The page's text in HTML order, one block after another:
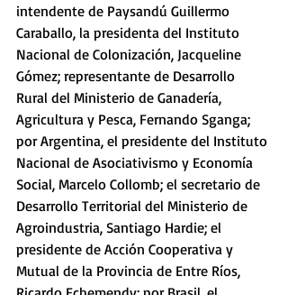
intendente de Paysandú Guillermo
Caraballo, la presidenta del Instituto
Nacional de Colonización, Jacqueline
Gómez; representante de Desarrollo
Rural del Ministerio de Ganadería,
Agricultura y Pesca, Fernando Sganga;
por Argentina, el presidente del Instituto
Nacional de Asociativismo y Economía
Social, Marcelo Collomb; el secretario de
Desarrollo Territorial del Ministerio de
Agroindustria, Santiago Hardie; el
presidente de Acción Cooperativa y
Mutual de la Provincia de Entre Ríos,